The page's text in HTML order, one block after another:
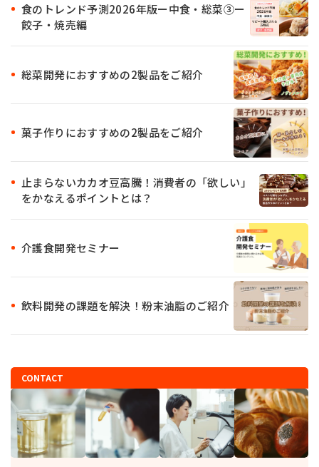
食のトレンド予測2026年版ー中食・総菜③ー
餃子・焼売編
総菜開発におすすめの2製品をご紹介
菓子作りにおすすめの2製品をご紹介
止まらないカカオ豆高騰！消費者の「欲しい」
をかなえるポイントとは？
介護食開発セミナー
飲料開発の課題を解決！粉末油脂のご紹介
CONTACT